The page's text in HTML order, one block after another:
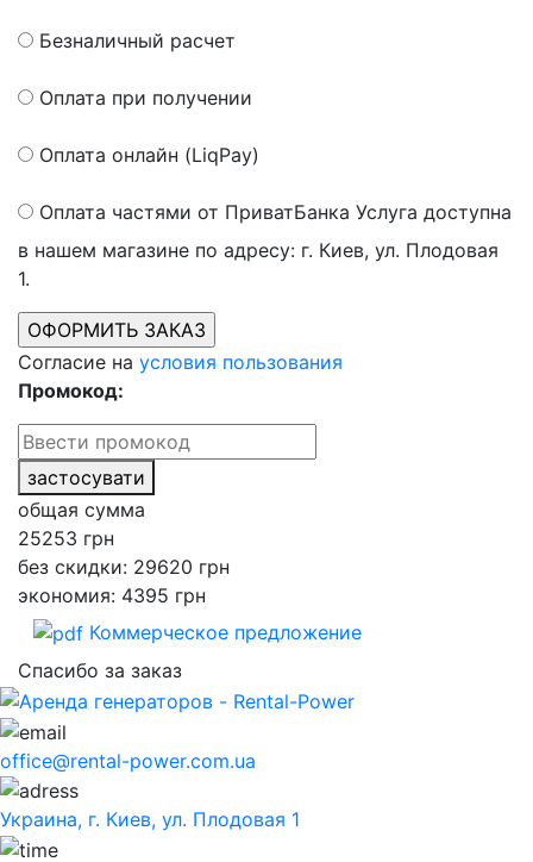
Безналичный расчет
Оплата при получении
Оплата онлайн (LiqPay)
Оплата частями от ПриватБанка Услуга доступна
в нашем магазине по адресу: г. Киев, ул. Плодовая
1.
Согласие на условия пользования
Промокод:
застосувати
общая сумма
25253 грн
без скидки: 29620 грн
экономия: 4395 грн
Коммерческое предложение
Спасибо за заказ
office@rental-power.com.ua
Украина, г. Киев, ул. Плодовая 1